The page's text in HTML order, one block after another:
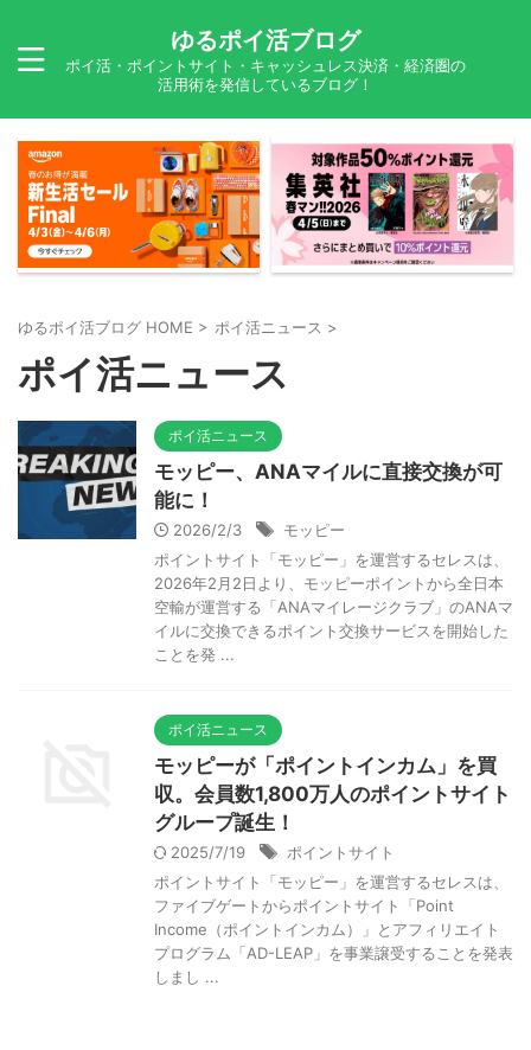
ゆるポイ活ブログ
ポイ活・ポイントサイト・キャッシュレス決済・経済圏の
活用術を発信しているブログ！
ゆるポイ活ブログ HOME > ポイ活ニュース >
ポイ活ニュース
ポイ活ニュース
モッピー、ANAマイルに直接交換が可
能に！
2026/2/3
モッピー
ポイントサイト「モッピー」を運営するセレスは、
2026年2月2日より、モッピーポイントから全日本
空輸が運営する「ANAマイレージクラブ」のANAマ
イルに交換できるポイント交換サービスを開始した
ことを発 ...
ポイ活ニュース
モッピーが「ポイントインカム」を買
収。会員数1,800万人のポイントサイト
グループ誕生！
2025/7/19
ポイントサイト
ポイントサイト「モッピー」を運営するセレスは、
ファイブゲートからポイントサイト「Point
Income（ポイントインカム）」とアフィリエイト
プログラム「AD-LEAP」を事業譲受することを発表
しまし ...